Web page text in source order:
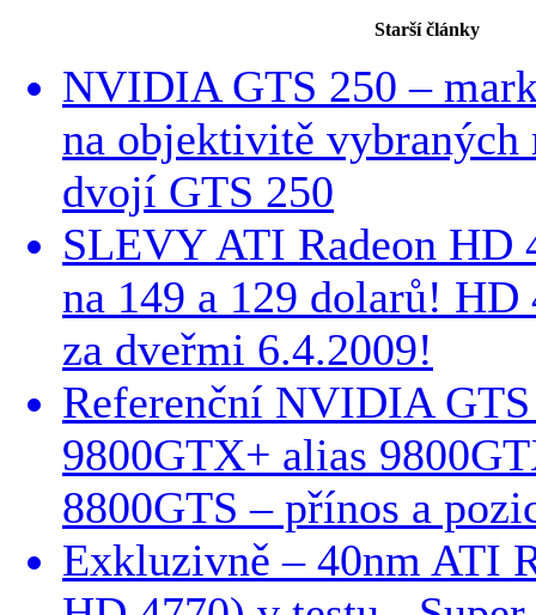
Starší články
NVIDIA GTS 250 –
na objektivitě vybraných
dvojí GTS 250
SLEVY ATI Radeon HD
na 149 a 129 dolarů! HD
za dveřmi 6.4.2009!
Referenční NVIDIA
9800GTX+ alias
8800GTS – přínos a
Exkluzivně – 40nm ATI